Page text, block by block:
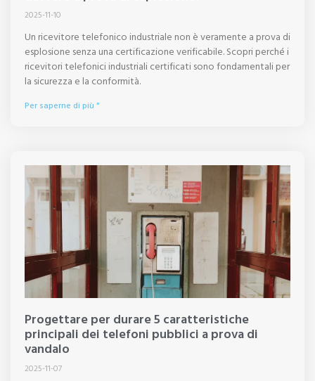
2025-11-10
Un ricevitore telefonico industriale non è veramente a prova di
esplosione senza una certificazione verificabile. Scopri perché i
ricevitori telefonici industriali certificati sono fondamentali per
la sicurezza e la conformità.
Per saperne di più "
Progettare per durare 5 caratteristiche
principali dei telefoni pubblici a prova di
vandalo
2025-11-07